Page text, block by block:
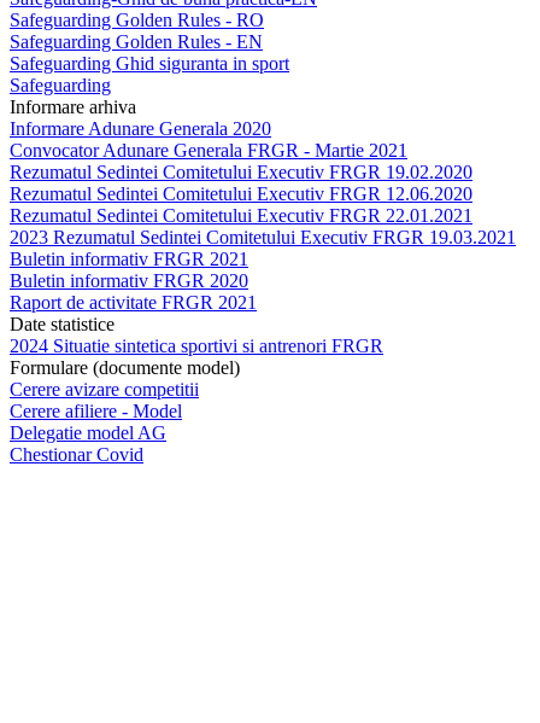
Safeguarding Golden Rules - RO
Safeguarding Golden Rules - EN
Safeguarding Ghid siguranta in sport
Safeguarding
Informare arhiva
Informare Adunare Generala 2020
Convocator Adunare Generala FRGR - Martie 2021
Rezumatul Sedintei Comitetului Executiv FRGR 19.02.2020
Rezumatul Sedintei Comitetului Executiv FRGR 12.06.2020
Rezumatul Sedintei Comitetului Executiv FRGR 22.01.2021
2023 Rezumatul Sedintei Comitetului Executiv FRGR 19.03.2021
Buletin informativ FRGR 2021
Buletin informativ FRGR 2020
Raport de activitate FRGR 2021
Date statistice
2024 Situatie sintetica sportivi si antrenori FRGR
Formulare (documente model)
Cerere avizare competitii
Cerere afiliere - Model
Delegatie model AG
Chestionar Covid